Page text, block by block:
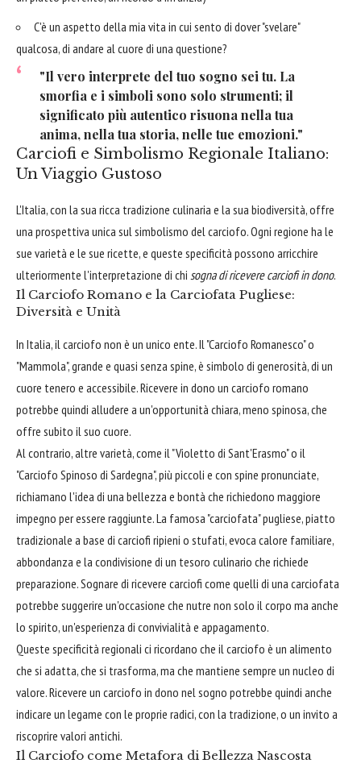
C'è un aspetto della mia vita in cui sento di dover "svelare"
qualcosa, di andare al cuore di una questione?
"Il vero interprete del tuo sogno sei tu. La
smorfia e i simboli sono solo strumenti; il
significato più autentico risuona nella tua
anima, nella tua storia, nelle tue emozioni."
Carciofi e Simbolismo Regionale Italiano:
Un Viaggio Gustoso
L'Italia, con la sua ricca tradizione culinaria e la sua biodiversità, offre
una prospettiva unica sul simbolismo del carciofo. Ogni regione ha le
sue varietà e le sue ricette, e queste specificità possono arricchire
ulteriormente l'interpretazione di chi sogna di ricevere carciofi in dono.
Il Carciofo Romano e la Carciofata Pugliese:
Diversità e Unità
In Italia, il carciofo non è un unico ente. Il "Carciofo Romanesco" o
"Mammola", grande e quasi senza spine, è simbolo di generosità, di un
cuore tenero e accessibile. Ricevere in dono un carciofo romano
potrebbe quindi alludere a un'opportunità chiara, meno spinosa, che
offre subito il suo cuore.
Al contrario, altre varietà, come il "Violetto di Sant'Erasmo" o il
"Carciofo Spinoso di Sardegna", più piccoli e con spine pronunciate,
richiamano l'idea di una bellezza e bontà che richiedono maggiore
impegno per essere raggiunte. La famosa "carciofata" pugliese, piatto
tradizionale a base di carciofi ripieni o stufati, evoca calore familiare,
abbondanza e la condivisione di un tesoro culinario che richiede
preparazione. Sognare di ricevere carciofi come quelli di una carciofata
potrebbe suggerire un'occasione che nutre non solo il corpo ma anche
lo spirito, un'esperienza di convivialità e appagamento.
Queste specificità regionali ci ricordano che il carciofo è un alimento
che si adatta, che si trasforma, ma che mantiene sempre un nucleo di
valore. Ricevere un carciofo in dono nel sogno potrebbe quindi anche
indicare un legame con le proprie radici, con la tradizione, o un invito a
riscoprire valori antichi.
Il Carciofo come Metafora di Bellezza Nascosta